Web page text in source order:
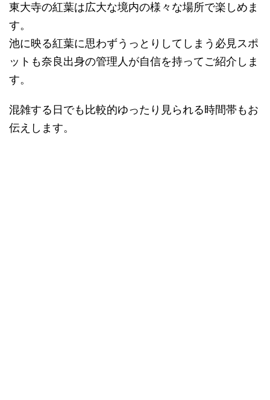
東大寺の紅葉は広大な境内の様々な場所で楽しめま
す。
池に映る紅葉に思わずうっとりしてしまう必見スポ
ットも奈良出身の管理人が自信を持ってご紹介しま
す。
混雑する日でも比較的ゆったり見られる時間帯もお
伝えします。